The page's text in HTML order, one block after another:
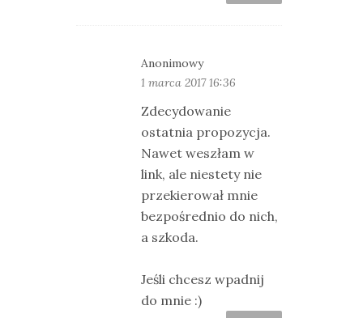
Anonimowy
1 marca 2017 16:36
Zdecydowanie
ostatnia propozycja.
Nawet weszłam w
link, ale niestety nie
przekierował mnie
bezpośrednio do nich,
a szkoda.
Jeśli chcesz wpadnij
do mnie :)